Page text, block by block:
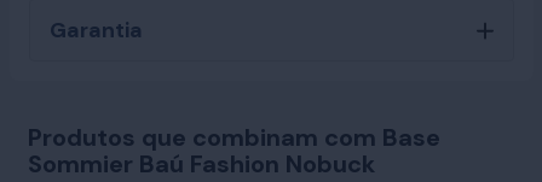
Garantia
Produtos que combinam com Base
Sommier Baú Fashion Nobuck